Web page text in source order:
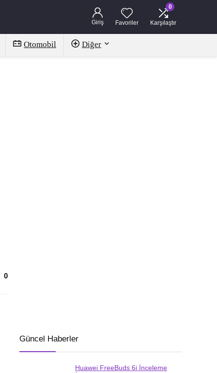
Giriş Favoriler
0
Karşılaştır
Otomobil Diğer
0
Güncel Haberler
Huawei FreeBuds 6i İnceleme